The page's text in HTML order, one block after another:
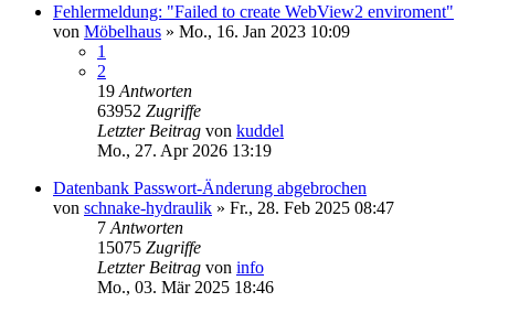
Fehlermeldung: "Failed to create WebView2 enviroment"
von Möbelhaus » Mo., 16. Jan 2023 10:09
1
2
19 Antworten
63952 Zugriffe
Letzter Beitrag von kuddel
Mo., 27. Apr 2026 13:19
Datenbank Passwort-Änderung abgebrochen
von schnake-hydraulik » Fr., 28. Feb 2025 08:47
7 Antworten
15075 Zugriffe
Letzter Beitrag von info
Mo., 03. Mär 2025 18:46